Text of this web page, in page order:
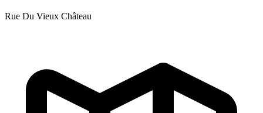
Rue Du Vieux Château